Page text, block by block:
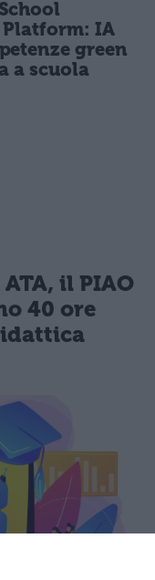
IA
green
a scuola
il PIAO
40 ore